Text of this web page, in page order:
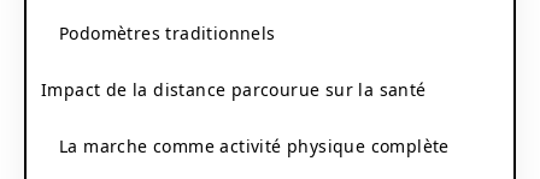
Podomètres traditionnels
Impact de la distance parcourue sur la santé
La marche comme activité physique complète